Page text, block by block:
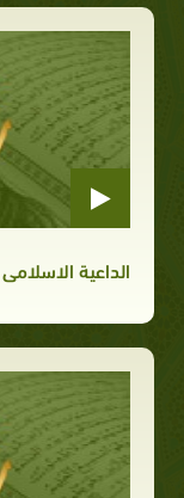
الداعية